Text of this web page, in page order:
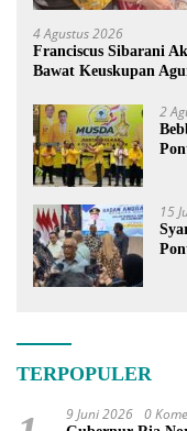
4 Agustus 2026
Franciscus Sibarani
Bawat Keuskupan
2
15
TERPOPULER
9 Juni 2026 0